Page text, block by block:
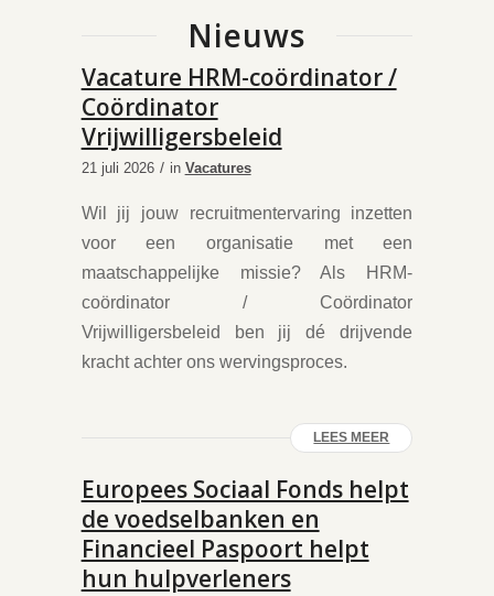
Nieuws
Vacature HRM-coördinator /
Coördinator
Vrijwilligersbeleid
21 juli 2026 / in Vacatures
Wil jij jouw recruitmentervaring inzetten
voor een organisatie met een
maatschappelijke missie? Als HRM-
coördinator / Coördinator
Vrijwilligersbeleid ben jij dé drijvende
kracht achter ons wervingsproces.
LEES MEER
Europees Sociaal Fonds helpt
de voedselbanken en
Financieel Paspoort helpt
hun hulpverleners